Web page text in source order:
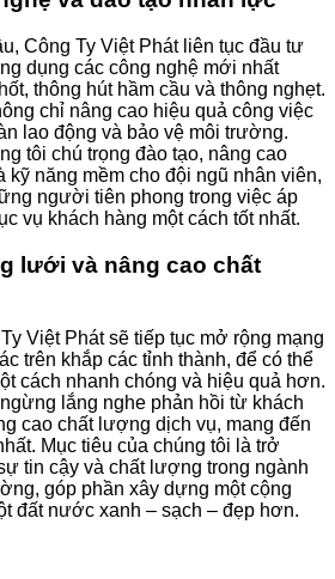
Công Ty Việt Phát liên tục đầu tư
dụng các công nghệ mới nhất
thông hút hầm cầu và thông nghẹt.
chỉ nâng cao hiệu quả công việc
lao động và bảo vệ môi trường.
tôi chú trọng đào tạo, nâng cao
kỹ năng mềm cho đội ngũ nhân viên,
người tiên phong trong việc áp
vụ khách hàng một cách tốt nhất.
lưới và nâng cao chất
Việt Phát sẽ tiếp tục mở rộng mạng
trên khắp các tỉnh thành, để có thể
cách nhanh chóng và hiệu quả hơn.
lắng nghe phản hồi từ khách
cao chất lượng dịch vụ, mang đến
Mục tiêu của chúng tôi là trở
tin cậy và chất lượng trong ngành
góp phần xây dựng một cộng
đất nước xanh – sạch – đẹp hơn.